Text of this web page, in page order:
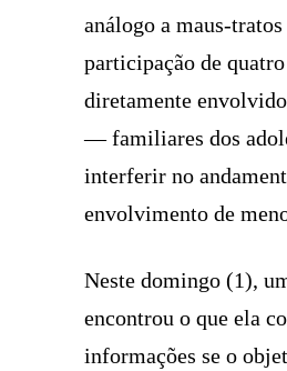
análogo a maus-
participação de
diretamente
— familiares dos
interferir no
envolvimento de
Neste domingo (1),
encontrou o que ela
informações se o